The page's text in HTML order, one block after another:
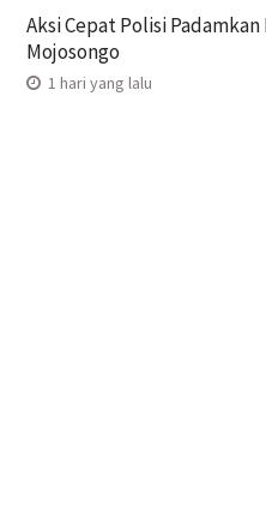
Aksi Cepat Polisi
Mojosongo
1 hari yang lalu